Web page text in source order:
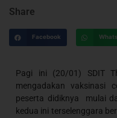
Share
Facebook
Pagi ini (20/01) SDIT
mengadakan vaksinasi
peserta didiknya mulai
kedua ini terselenggara